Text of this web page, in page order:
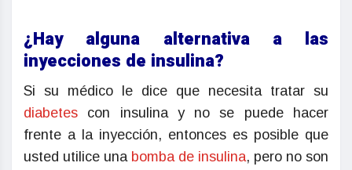
¿Hay alguna alternativa a las
inyecciones de insulina?
Si su médico le dice que necesita tratar su
diabetes con insulina y no se puede hacer
frente a la inyección, entonces es posible que
usted utilice una bomba de insulina, pero no son